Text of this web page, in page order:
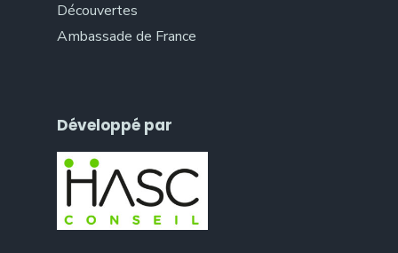
Découvertes
Ambassade de France
Développé par